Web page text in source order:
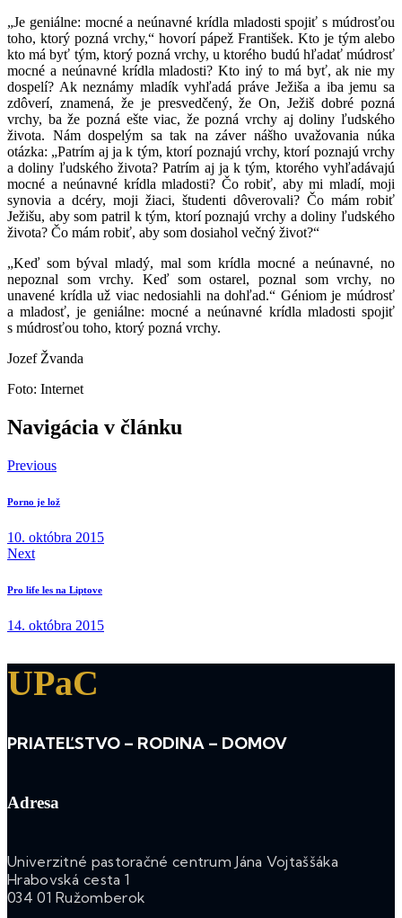
„Je geniálne: mocné a neúnavné krídla mladosti spojiť s múdrosťou
toho, ktorý pozná vrchy,“ hovorí pápež František. Kto je tým alebo
kto má byť tým, ktorý pozná vrchy, u ktorého budú hľadať múdrosť
mocné a neúnavné krídla mladosti? Kto iný to má byť, ak nie my
dospelí? Ak neznámy mladík vyhľadá práve Ježiša a iba jemu sa
zdôverí, znamená, že je presvedčený, že On, Ježiš dobré pozná
vrchy, ba že pozná ešte viac, že pozná vrchy aj doliny ľudského
života. Nám dospelým sa tak na záver nášho uvažovania núka
otázka: „Patrím aj ja k tým, ktorí poznajú vrchy, ktorí poznajú vrchy
a doliny ľudského života? Patrím aj ja k tým, ktorého vyhľadávajú
mocné a neúnavné krídla mladosti? Čo robiť, aby mi mladí, moji
synovia a dcéry, moji žiaci, študenti dôverovali? Čo mám robiť
Ježišu, aby som patril k tým, ktorí poznajú vrchy a doliny ľudského
života? Čo mám robiť, aby som dosiahol večný život?“
„Keď som býval mladý, mal som krídla mocné a neúnavné, no
nepoznal som vrchy. Keď som ostarel, poznal som vrchy, no
unavené krídla už viac nedosiahli na dohľad.“ Géniom je múdrosť
a mladosť, je geniálne: mocné a neúnavné krídla mladosti spojiť
s múdrosťou toho, ktorý pozná vrchy.
Jozef Žvanda
Foto: Internet
Navigácia v článku
Previous
Porno je lož
10. októbra 2015
Next
Pro life les na Liptove
14. októbra 2015
UPaC
PRIATEĽSTVO – RODINA – DOMOV
Adresa
Univerzitné pastoračné centrum Jána Vojtaššáka
Hrabovská cesta 1
034 01 Ružomberok